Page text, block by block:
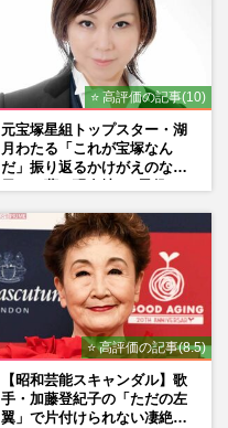
⭐ 高評価の記事(10)
元宝塚星組トップスター・湖
月わたる「これが宝塚なん
だ」振り返るかけがえのない
⭐ 高評価の記事(8.5)
【昭和芸能スキャンダル】歌
手・加藤登紀子の「ただの左
翼」で片付けられない凄絶半